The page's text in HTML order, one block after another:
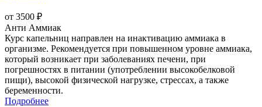
от 3500 ₽
Анти Аммиак
Курс капельниц направлен на инактивацию аммиака в
организме. Рекомендуется при повышенном уровне аммиака,
который возникает при заболеваниях печени, при
погрешностях в питании (употреблении высокобелковой
пищи), высокой физической нагрузке, стрессах, а также
беременности.
Подробнее